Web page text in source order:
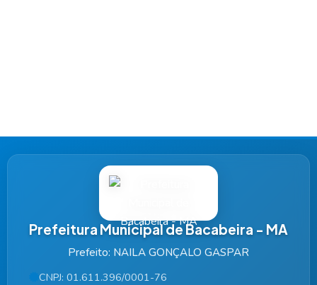
Prefeitura Municipal de Bacabeira - MA
Prefeito: NAILA GONÇALO GASPAR
CNPJ: 01.611.396/0001-76